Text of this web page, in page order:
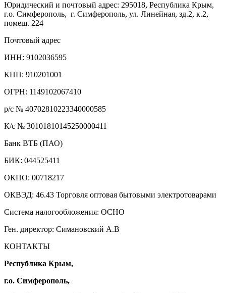
Юридический и почтовый адрес: 295018, Республика Крым,
г.о. Симферополь, г. Симферополь, ул. Линейная, зд.2, к.2,
помещ. 224
Почтовый адрес
ИНН: 9102036595
КПП: 910201001
ОГРН: 1149102067410
р/с № 40702810223340000585
К/с № 30101810145250000411
Банк ВТБ (ПАО)
БИК: 044525411
ОКПО: 00718217
ОКВЭД: 46.43 Торговля оптовая бытовыми электротоварами
Система налогообложения: ОСНО
Ген. директор: Симановский А.В
КОНТАКТЫ
Республика Крым,
г.о. Симферополь,